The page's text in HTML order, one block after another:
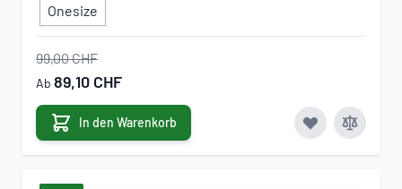
Onesize
99,00 CHF
Ab 89,10 CHF
In den Warenkorb